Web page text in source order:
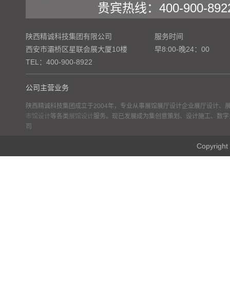
贵宾热线：400-900-
陕西精诚科技集团有限公司
西安市灞桥区星联会展大厦10楼
TEL：400-900-8922
服务时间
早8:00-晚24：00
公司主营业务
陕西精诚科技集团成立于2004年，专业从事展馆展厅设计企业展厅设计、
市馆设计等各类 展馆设计 服务。现已发展成为集创意策划、设计施工、数
司